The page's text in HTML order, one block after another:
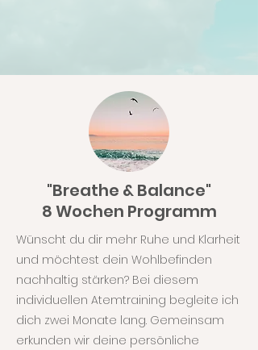
"Breathe & Balance"
8 Wochen Programm
Wünscht du dir mehr Ruhe und Klarheit
und möchtest dein Wohlbefinden
nachhaltig stärken? Bei diesem
individuellen Atemtraining begleite ich
dich zwei Monate lang. Gemeinsam
erkunden wir deine persönliche